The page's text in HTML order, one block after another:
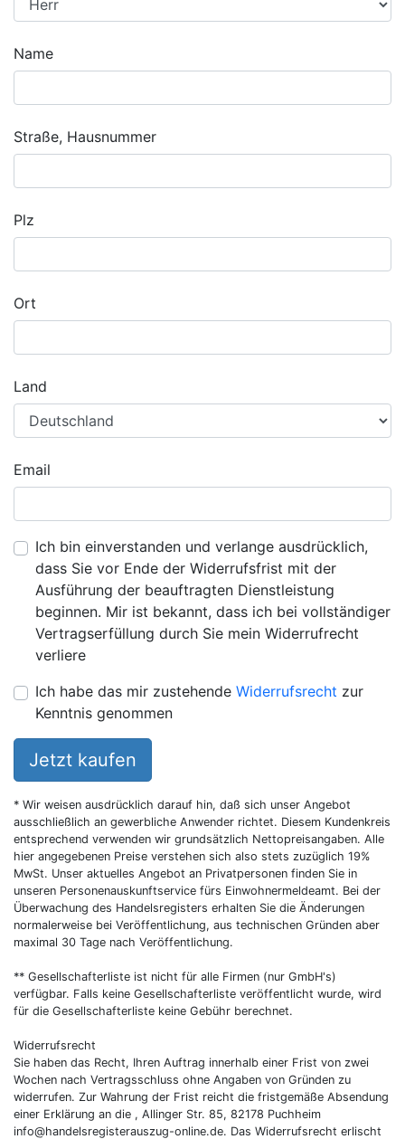
Name
Straße, Hausnummer
Plz
Ort
Land
Email
Ich bin einverstanden und verlange ausdrücklich,
dass Sie vor Ende der Widerrufsfrist mit der
Ausführung der beauftragten Dienstleistung
beginnen. Mir ist bekannt, dass ich bei vollständiger
Vertragserfüllung durch Sie mein Widerrufrecht
verliere
Ich habe das mir zustehende Widerrufsrecht zur
Kenntnis genommen
Jetzt kaufen
* Wir weisen ausdrücklich darauf hin, daß sich unser Angebot
ausschließlich an gewerbliche Anwender richtet. Diesem Kundenkreis
entsprechend verwenden wir grundsätzlich Nettopreisangaben. Alle
hier angegebenen Preise verstehen sich also stets zuzüglich 19%
MwSt. Unser aktuelles Angebot an Privatpersonen finden Sie in
unseren Personenauskunftservice fürs Einwohnermeldeamt. Bei der
Überwachung des Handelsregisters erhalten Sie die Änderungen
normalerweise bei Veröffentlichung, aus technischen Gründen aber
maximal 30 Tage nach Veröffentlichung.
** Gesellschafterliste ist nicht für alle Firmen (nur GmbH's)
verfügbar. Falls keine Gesellschafterliste veröffentlicht wurde, wird
für die Gesellschafterliste keine Gebühr berechnet.
Widerrufsrecht
Sie haben das Recht, Ihren Auftrag innerhalb einer Frist von zwei
Wochen nach Vertragsschluss ohne Angaben von Gründen zu
widerrufen. Zur Wahrung der Frist reicht die fristgemäße Absendung
einer Erklärung an die , Allinger Str. 85, 82178 Puchheim
info@handelsregisterauszug-online.de. Das Widerrufsrecht erlischt